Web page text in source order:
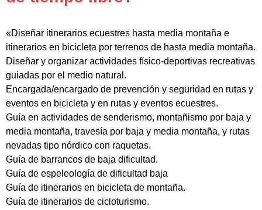
«Diseñar itinerarios ecuestres hasta media montaña e
itinerarios en bicicleta por terrenos de hasta media montaña.
Diseñar y organizar actividades físico-deportivas recreativas
guiadas por el medio natural.
Encargada/encargado de prevención y seguridad en rutas y
eventos en bicicleta y en rutas y eventos ecuestres.
Guía en actividades de senderismo, montañismo por baja y
media montaña, travesía por baja y media montaña, y rutas
nevadas tipo nórdico con raquetas.
Guía de barrancos de baja dificultad.
Guía de espeleología de dificultad baja
Guía de itinerarios en bicicleta de montaña.
Guía de itinerarios de cicloturismo.